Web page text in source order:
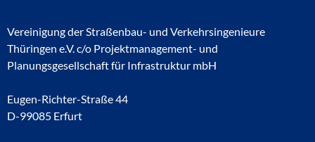
Vereinigung der Straßenbau- und Verkehrsingenieure
Thüringen e.V. c/o Projektmanagement- und
Planungsgesellschaft für Infrastruktur mbH
Eugen-Richter-Straße 44
D-99085 Erfurt